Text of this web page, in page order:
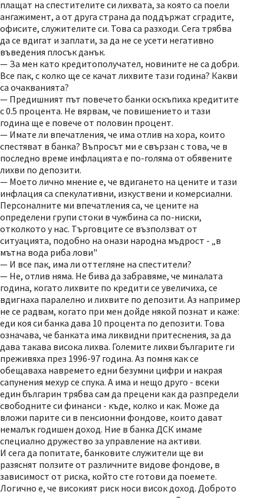
плащат на спестителите си лихвата, за която са поели
ангажимент, а от друга страна да поддържат сградите,
офисите, служителите си. Това са разходи. Сега трябва
да се вдигат и заплати, за да не се усети негативно
въведения плосък данък.
— За мен като кредитополучател, новините не са добри.
Все пак, с колко ще се качат лихвите тази година? Какви
са очакванията?
— Предишният път повечето банки оскъпиха кредитите
с 0.5 процента. Не вярвам, че повишението и тази
година ще е повече от половин процент.
— Имате ли впечатления, че има отлив на хора, които
спестяват в банка? Въпросът ми е свързан с това, че в
последно време инфлацията е по-голяма от обявените
лихви по депозити.
— Моето лично мнение е, че вдигането на цените и тази
инфлация са спекулативни, изкуствени и комерсиални.
Персоналните ми впечатления са, че цените на
определени групи стоки в чужбина са по-ниски,
отколкото у нас. Търговците се възползват от
ситуацията, подобно на онази народна мъдрост - „в
мътна вода риба лови"
— И все пак, има ли оттегляне на спестители?
— Не, отлив няма. Не бива да забравяме, че миналата
година, когато лихвите по кредити се увеличиха, се
вдигнаха паралелно и лихвите по депозити. Аз например
не се радвам, когато при мен дойде някой познат и каже:
еди коя си банка дава 10 процента по депозити. Това
означава, че банката има ликвидни притеснения, за да
дава такава висока лихва. Големите лихви българите ги
преживяха през 1996-97 година. Аз помня как се
обещаваха навремето едни безумни цифри и накрая
сапунения мехур се спука. А има и нещо друго - всеки
един българин трябва сам да прецени как да разпредели
свободните си финанси - къде, колко и как. Може да
вложи парите си в пенсионни фондове, които дават
немалък годишен доход. Ние в банка ДСК имаме
специално дружество за управление на активи.
И сега да попитате, банковите служители ще ви
разяснят ползите от различните видове фондове, в
зависимост от риска, който сте готови да поемете.
Логично е, че високият риск носи висок доход. Доброто